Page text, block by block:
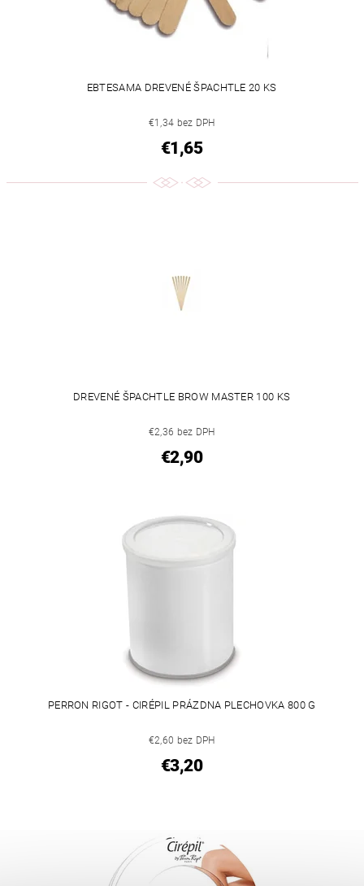
EBTESAMA DREVENÉ ŠPACHTLE 20 KS
€1,34 bez DPH
€1,65
DREVENÉ ŠPACHTLE BROW MASTER 100 KS
€2,36 bez DPH
€2,90
PERRON RIGOT - CIRÉPIL PRÁZDNA PLECHOVKA 800 G
€2,60 bez DPH
€3,20